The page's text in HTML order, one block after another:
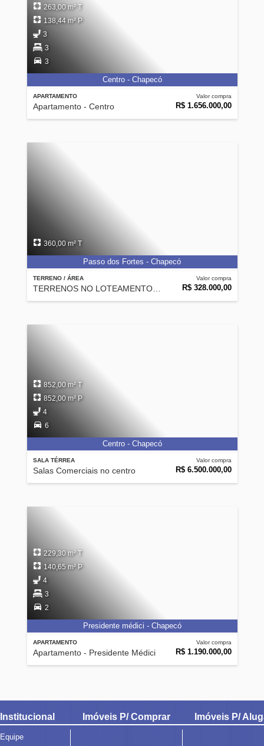
APARTAMENTO
Apartamento - Centro
Valor compra
R$ 1.656.000,00
263,00 m² T
138,44 m² P
3
3
3
Centro - Chapecó
TERRENO / ÁREA
TERRENOS NO LOTEAMENTO WALVILLE III
Valor compra
R$ 328.000,00
360,00 m² T
Passo dos Fortes - Chapecó
SALA TÉRREA
Salas Comerciais no centro
Valor compra
R$ 6.500.000,00
852,00 m² T
852,00 m² P
4
6
Centro - Chapecó
APARTAMENTO
Apartamento - Presidente Médici
Valor compra
R$ 1.190.000,00
229,30 m² T
140,65 m² P
4
3
2
Presidente médici - Chapecó
Institucional
Equipe
Imóveis P/ Comprar Imóveis P/